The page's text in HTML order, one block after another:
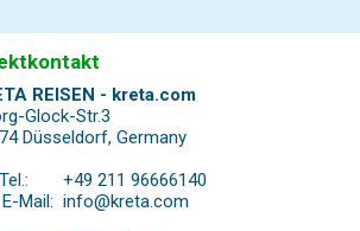
REISEN - kreta.com
Glock-Str.3
Düsseldorf, Germany
+49 211 96666140
Mail: info@kreta.com